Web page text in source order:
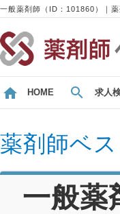
一般薬剤師（ID：101860）｜
HOME 求人
薬剤師ベ
一般薬